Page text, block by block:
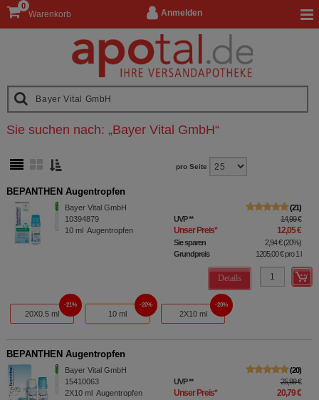
Anmelden
Warenkorb
0
Sie suchen nach: „Bayer Vital GmbH“
pro Seite
BEPANTHEN Augentropfen
Bayer Vital GmbH
10394879
10 ml Augentropfen
21
UVP** 14,99 €
Unser Preis* 12,05 €
Sie sparen 2,94 €(20%)
Grundpreis
1205,00 €pro 1 l
Details
20X0.5 ml
21%
10 ml
20%
2X10 ml
20%
BEPANTHEN Augentropfen
Bayer Vital GmbH
15410063
2X10 ml Augentropfen
20
UVP** 25,99 €
Unser Preis* 20,79 €